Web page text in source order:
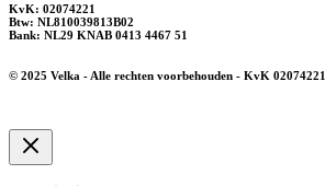
KvK: 02074221
Btw: NL810039813B02
Bank: NL29 KNAB 0413 4467 51
© 2025 Velka - Alle rechten voorbehouden - KvK 02074221